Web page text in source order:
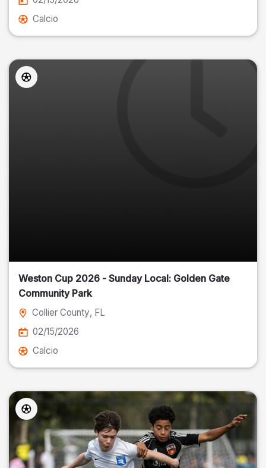
Calcio
Weston Cup 2026 - Sunday Local: Golden Gate
Community Park
Collier County, FL
02/15/2026
Calcio